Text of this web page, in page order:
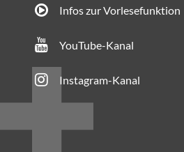
Infos zur Vorlesefunktion
YouTube-Kanal
Instagram-Kanal